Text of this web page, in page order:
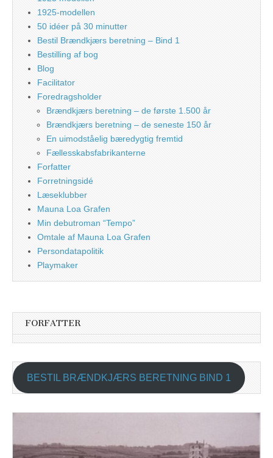
1925-modellen
50 idéer på 30 minutter
Bestil Brændkjærs beretning – Bind 1
Bestilling af bog
Blog
Facilitator
Foredragsholder
Brændkjærs beretning – de første 1.500 år
Brændkjærs beretning – de seneste 150 år
En uimodståelig bæredygtig fremtid
Fællesskabsfabrikanterne
Forfatter
Forretningsidé
Læseklubber
Mauna Loa Grafen
Min debutroman “Tempo”
Omtale af Mauna Loa Grafen
Persondatapolitik
Playmaker
FORFATTER
BESTIL BRÆNDKJÆRS BERETNING BIND 1